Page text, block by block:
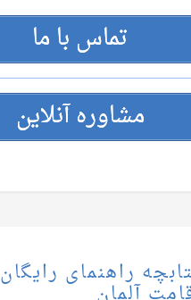
تماس با ما
مشاوره آنلاین
راهنمای رایگان